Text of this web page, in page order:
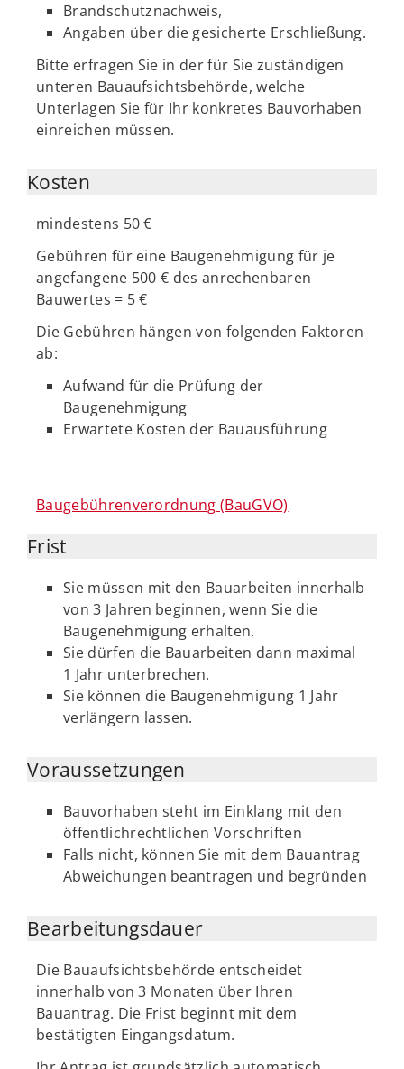
Brandschutznachweis,
Angaben über die gesicherte Erschließung.
Bitte erfragen Sie in der für Sie zuständigen
unteren Bauaufsichtsbehörde, welche
Unterlagen Sie für Ihr konkretes Bauvorhaben
einreichen müssen.
Kosten
mindestens 50 €
Gebühren für eine Baugenehmigung für je
angefangene 500 € des anrechenbaren
Bauwertes = 5 €
Die Gebühren hängen von folgenden Faktoren
ab:
Aufwand für die Prüfung der
Baugenehmigung
Erwartete Kosten der Bauausführung
Baugebührenverordnung (BauGVO)
Frist
Sie müssen mit den Bauarbeiten innerhalb
von 3 Jahren beginnen, wenn Sie die
Baugenehmigung erhalten.
Sie dürfen die Bauarbeiten dann maximal
1 Jahr unterbrechen.
Sie können die Baugenehmigung 1 Jahr
verlängern lassen.
Voraussetzungen
Bauvorhaben steht im Einklang mit den
öffentlichrechtlichen Vorschriften
Falls nicht, können Sie mit dem Bauantrag
Abweichungen beantragen und begründen
Bearbeitungsdauer
Die Bauaufsichtsbehörde entscheidet
innerhalb von 3 Monaten über Ihren
Bauantrag. Die Frist beginnt mit dem
bestätigten Eingangsdatum.